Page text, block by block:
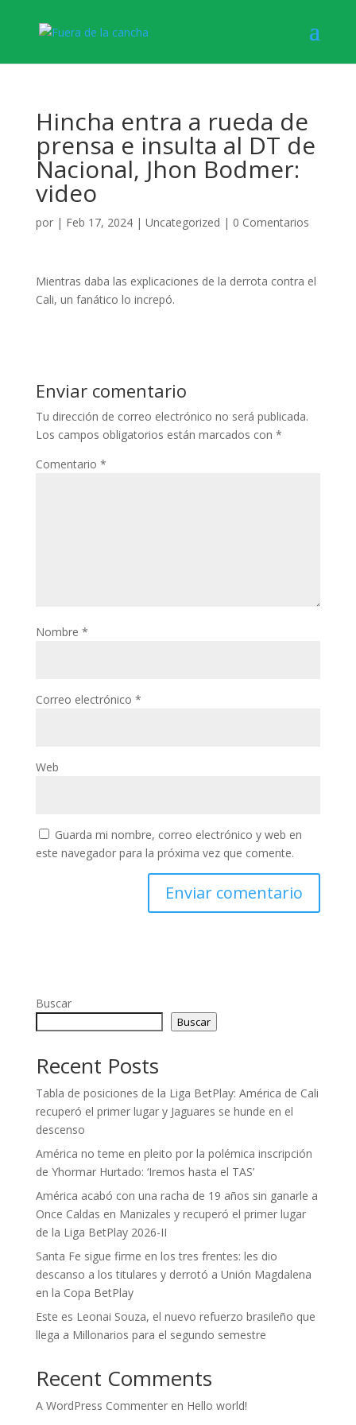
Hincha entra a rueda de
prensa e insulta al DT de
Nacional, Jhon Bodmer:
video
por | Feb 17, 2024| Uncategorized | 0 Comentarios
Mientras daba las explicaciones de la derrota contra el
Cali, un fanático lo increpó.
Enviar comentario
Tu dirección de correo electrónico no será publicada.
Los campos obligatorios están marcados con *
Comentario *
Nombre *
Correo electrónico *
Web
Guarda mi nombre, correo electrónico y web en
este navegador para la próxima vez que comente.
Buscar
Buscar
Recent Posts
Tabla de posiciones de la Liga BetPlay: América de Cali
recuperó el primer lugar y Jaguares se hunde en el
descenso
América no teme en pleito por la polémica inscripción
de Yhormar Hurtado: ‘Iremos hasta el TAS’
América acabó con una racha de 19 años sin ganarle a
Once Caldas en Manizales y recuperó el primer lugar
de la Liga BetPlay 2026-II
Santa Fe sigue firme en los tres frentes: les dio
descanso a los titulares y derrotó a Unión Magdalena
en la Copa BetPlay
Este es Leonai Souza, el nuevo refuerzo brasileño que
llega a Millonarios para el segundo semestre
Recent Comments
A WordPress Commenteren Hello world!